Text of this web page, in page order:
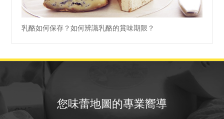
乳酪如何保存？如何辨識乳酪的賞味期限？
您味蕾地圖的專業嚮導